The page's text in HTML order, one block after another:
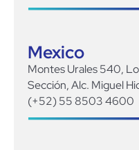
Mexico
Montes Urales 540,
Sección, Alc. Miguel
(+52) 55 8503 4600